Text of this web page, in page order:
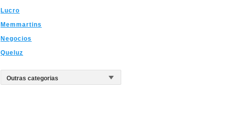
Lucro
Memmartins
Negocios
Queluz